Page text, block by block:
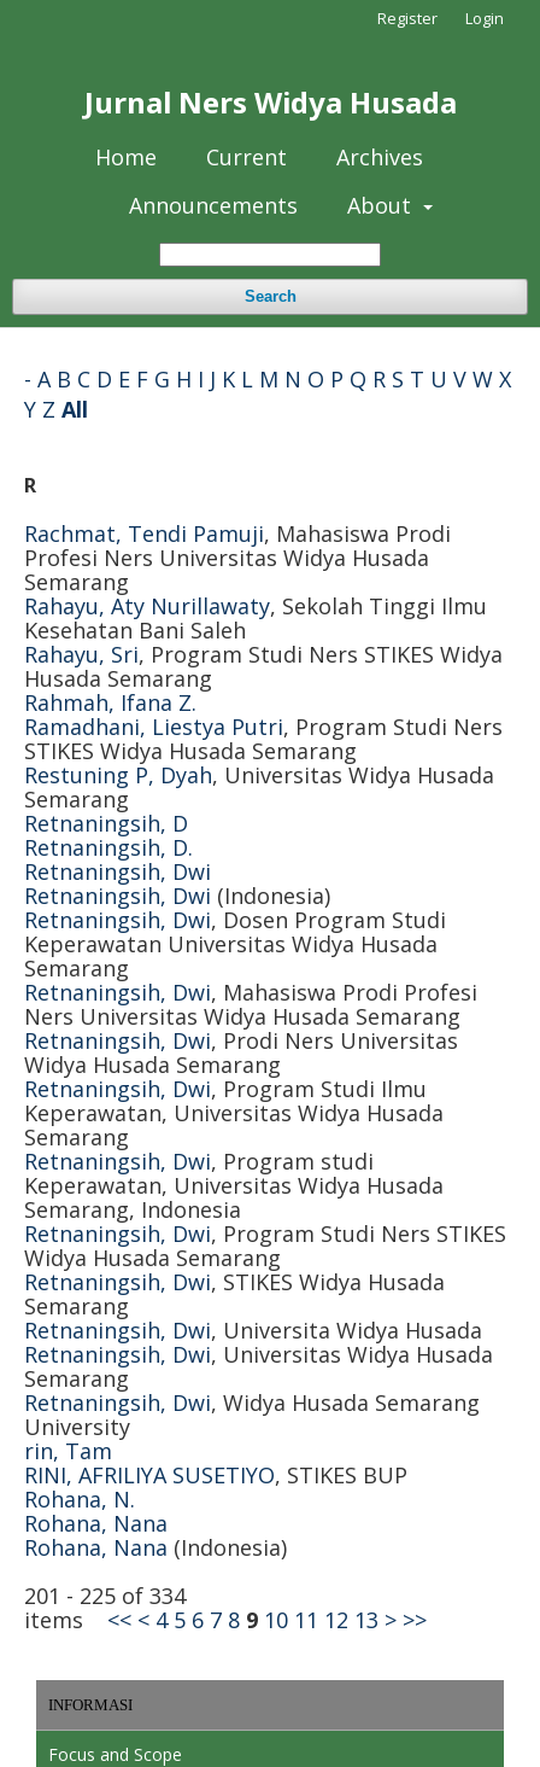
Jurnal Ners Widya Husada
Home Current
Archives
Announcements
About
Search
Register Login
- A B C D E F G H I J K L M N O P Q R S T U V W X
Y Z All
R
Rachmat, Tendi Pamuji, Mahasiswa Prodi
Profesi Ners Universitas Widya Husada
Semarang
Rahayu, Aty Nurillawaty, Sekolah Tinggi Ilmu
Kesehatan Bani Saleh
Rahayu, Sri, Program Studi Ners STIKES Widya
Husada Semarang
Rahmah, Ifana Z.
Ramadhani, Liestya Putri, Program Studi Ners
STIKES Widya Husada Semarang
Restuning P, Dyah, Universitas Widya Husada
Semarang
Retnaningsih, D
Retnaningsih, D.
Retnaningsih, Dwi
Retnaningsih, Dwi (Indonesia)
Retnaningsih, Dwi, Dosen Program Studi
Keperawatan Universitas Widya Husada
Semarang
Retnaningsih, Dwi, Mahasiswa Prodi Profesi
Ners Universitas Widya Husada Semarang
Retnaningsih, Dwi, Prodi Ners Universitas
Widya Husada Semarang
Retnaningsih, Dwi, Program Studi Ilmu
Keperawatan, Universitas Widya Husada
Semarang
Retnaningsih, Dwi, Program studi
Keperawatan, Universitas Widya Husada
Semarang, Indonesia
Retnaningsih, Dwi, Program Studi Ners STIKES
Widya Husada Semarang
Retnaningsih, Dwi, STIKES Widya Husada
Semarang
Retnaningsih, Dwi, Universita Widya Husada
Retnaningsih, Dwi, Universitas Widya Husada
Semarang
Retnaningsih, Dwi, Widya Husada Semarang
University
rin, Tam
RINI, AFRILIYA SUSETIYO, STIKES BUP
Rohana, N.
Rohana, Nana
Rohana, Nana (Indonesia)
201 - 225 of 334
items << < 4 5 6 7 8 9 10 11 12 13 > >>
INFORMASI
Focus and Scope